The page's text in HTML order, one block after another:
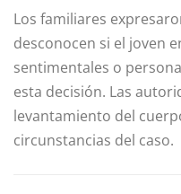
Los familiares
desconocen si el joven
sentimentales o
esta decisión. Las
levantamiento del
circunstancias del caso.